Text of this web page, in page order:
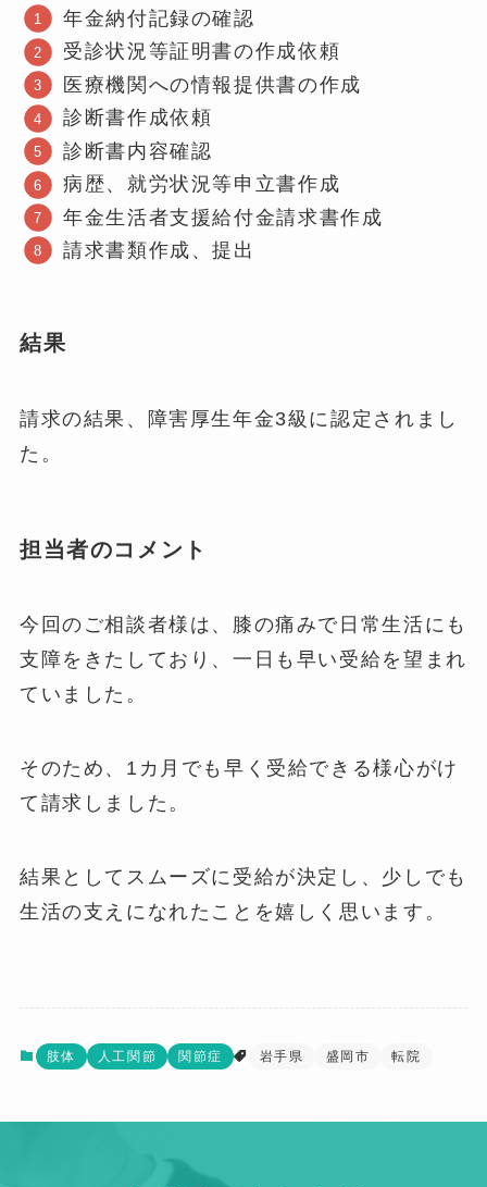
年金納付記録の確認
受診状況等証明書の作成依頼
医療機関への情報提供書の作成
診断書作成依頼
診断書内容確認
病歴、就労状況等申立書作成
年金生活者支援給付金請求書作成
請求書類作成、提出
結果
請求の結果、障害厚生年金3級に認定されまし
た。
担当者のコメント
今回のご相談者様は、膝の痛みで日常生活にも
支障をきたしており、一日も早い受給を望まれ
ていました。
そのため、1カ月でも早く受給できる様心がけ
て請求しました。
結果としてスムーズに受給が決定し、少しでも
生活の支えになれたことを嬉しく思います。
肢体 人工関節 関節症 岩手県 盛岡市 転院